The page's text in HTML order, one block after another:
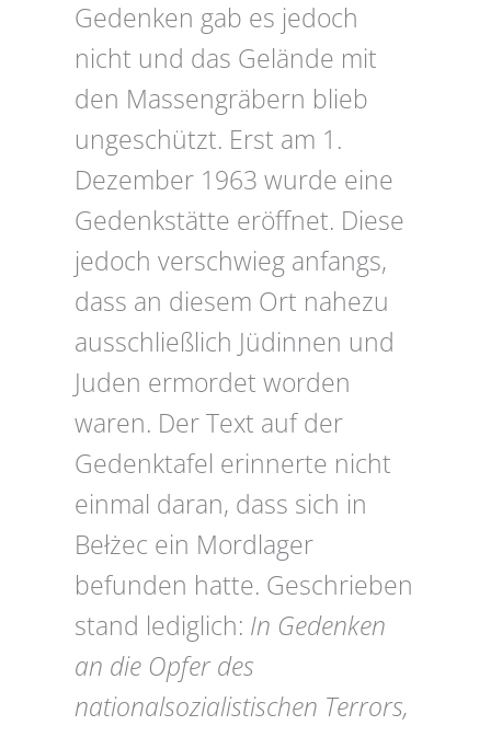
Gedenken gab es jedoch
nicht und das Gelände mit
den Massengräbern blieb
ungeschützt. Erst am 1.
Dezember 1963 wurde eine
Gedenkstätte eröffnet. Diese
jedoch verschwieg anfangs,
dass an diesem Ort nahezu
ausschließlich Jüdinnen und
Juden ermordet worden
waren. Der Text auf der
Gedenktafel erinnerte nicht
einmal daran, dass sich in
Bełżec ein Mordlager
befunden hatte. Geschrieben
stand lediglich: In Gedenken
an die Opfer des
nationalsozialistischen Terrors,